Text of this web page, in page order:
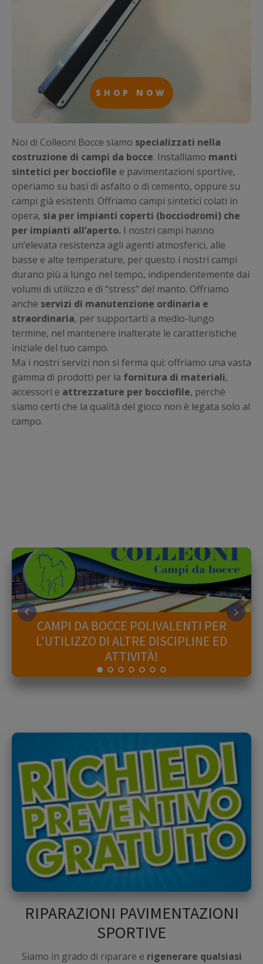
SHOP NOW
SHOP NOW
SHOP NOW
SHOP NOW
SHOP NOW
SHOP NOW
Noi di Colleoni Bocce siamo specializzati nella
costruzione di campi da bocce. Installiamo manti
sintetici per bocciofile e pavimentazioni sportive,
operiamo su basi di asfalto o di cemento, oppure su
campi già esistenti. Offriamo campi sintetici colati in
opera, sia per impianti coperti (bocciodromi) che
per impianti all’aperto. I nostri campi hanno
un’elevata resistenza agli agenti atmosferici, alle
basse e alte temperature, per questo i nostri campi
durano più a lungo nel tempo, indipendentemente dai
volumi di utilizzo e di “stress” del manto. Offriamo
anche servizi di manutenzione ordinaria e
straordinaria, per supportarti a medio-lungo
termine, nel mantenere inalterate le caratteristiche
iniziale del tuo campo.
Ma i nostri servizi non si ferma qui: offriamo una vasta
gamma di prodotti per la fornitura di materiali,
accessori e attrezzature per bocciofile, perchè
siamo certi che la qualità del gioco non è legata solo al
campo.
CAMPI DA BOCCE POLIVALENTI PER
L'UTILIZZO DI ALTRE DISCIPLINE ED
ATTIVITÀ!
RIPARAZIONI PAVIMENTAZIONI
SPORTIVE
Siamo in grado di riparare e rigenerare qualsiasi